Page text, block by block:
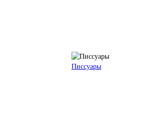
Писсуары